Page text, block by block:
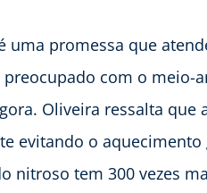
promessa que
com o meio-
Oliveira ressalta que
evitando o
nitroso tem 300 vezes